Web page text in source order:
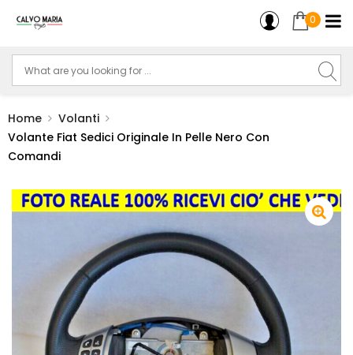
0
Home
Volanti
Volante Fiat Sedici Originale In Pelle Nero Con
Comandi